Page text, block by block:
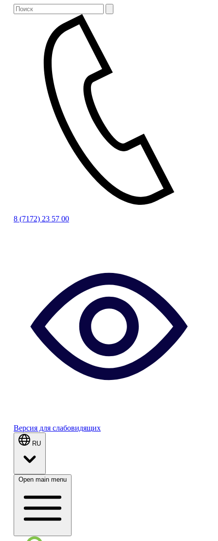
8 (7172) 23 57 00
Версия для слабовидящих
RU
Open main menu